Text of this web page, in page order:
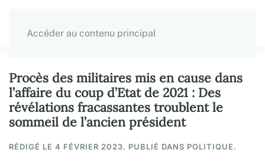
Accéder au contenu principal
Procès des militaires mis en cause dans
l’affaire du coup d’Etat de 2021 : Des
révélations fracassantes troublent le
sommeil de l’ancien président
RÉDIGÉ LE 4 FÉVRIER 2023. PUBLIÉ DANS POLITIQUE.